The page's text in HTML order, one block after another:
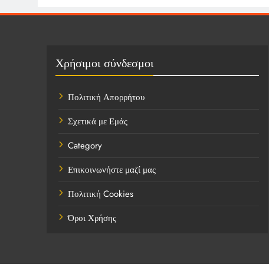
Χρήσιμοι σύνδεσμοι
Πολιτική Απορρήτου
Σχετικά με Εμάς
Category
Επικοινωνήστε μαζί μας
Πολιτική Cookies
Όροι Χρήσης